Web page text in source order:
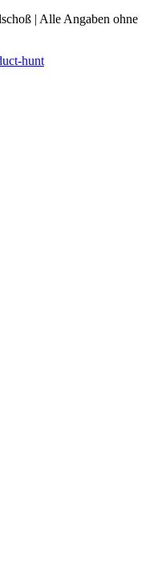
| Alle Angaben ohne
hunt